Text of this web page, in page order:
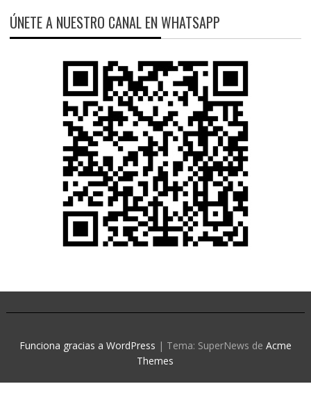
ÚNETE A NUESTRO CANAL EN WHATSAPP
Funciona gracias a WordPress | Tema: SuperNews de Acme
Themes